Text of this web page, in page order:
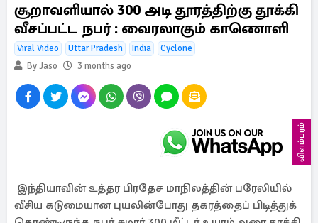
சூறாவளியால் 300 அடி தூரத்திற்கு தூக்கி
வீசப்பட்ட நபர் : வைரலாகும் காணொளி
Viral Video Uttar Pradesh India
Cyclone
By Jaso
3 months ago
விளம்பரம்
இந்தியாவின் உத்தர பிரதேச மாநிலத்தின் பரேலியில்
வீசிய கடுமையான புயலின்போது தகரத்தைப் பிடித்துக்